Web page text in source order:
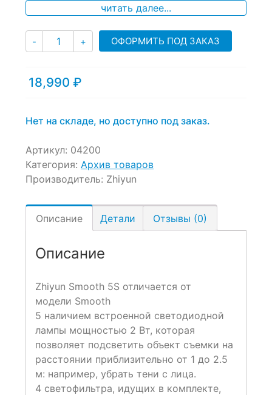
читать далее...
- Количество
+ ОФОРМИТЬ ПОД ЗАКАЗ
18,990 ₽
Нет на складе, но доступно под заказ.
Артикул: 04200
Категория: Архив товаров
Производитель: Zhiyun
Описание Детали Отзывы (0)
Описание
Zhiyun Smooth 5S отличается от
модели Smooth
5 наличием встроенной светодиодной
лампы мощностью 2 Вт, которая
позволяет подсветить объект съемки на
расстоянии приблизительно от 1 до 2.5
м: например, убрать тени с лица.
4 светофильтра, идущих в комплекте,